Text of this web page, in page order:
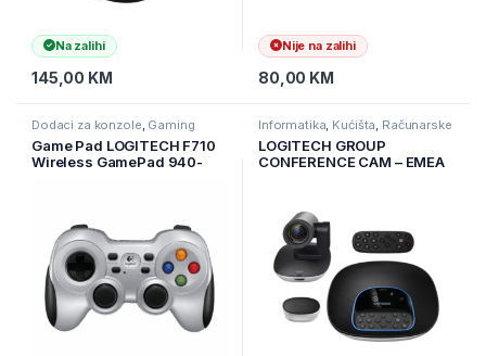
Na zalihi
145,00 KM
Nije na zalihi
80,00 KM
Dodaci za konzole, Gaming
Game Pad LOGITECH F710
Wireless GamePad 940-
Informatika, Kućišta, Računarske
LOGITECH GROUP
CONFERENCE CAM – EMEA